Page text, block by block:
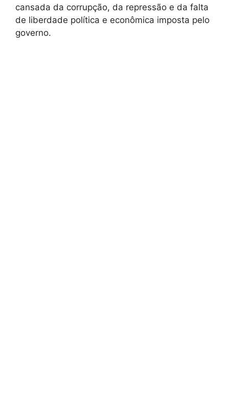
cansada da corrupção, da repressão e da falta
de liberdade política e econômica imposta pelo
governo.